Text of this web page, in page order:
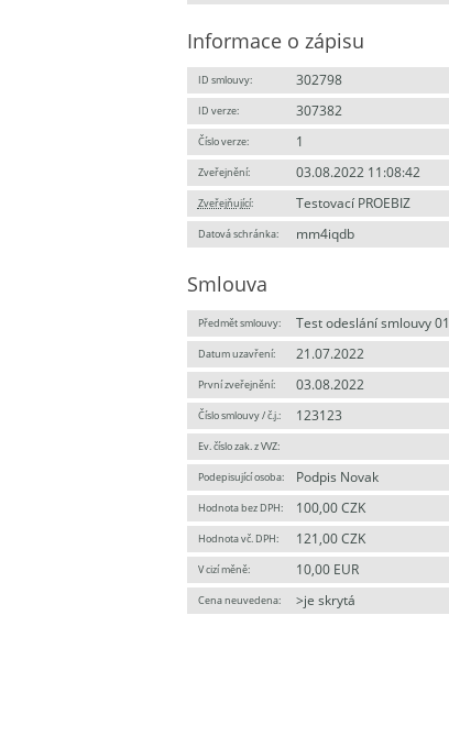
Informace o zápisu
ID smlouvy: 302798
ID verze: 307382
Číslo verze: 1
Zveřejnění: 03.08.2022 11:08:42
Zveřejňující: Testovací PROEBIZ
Datová schránka: mm4iqdb
Smlouva
Předmět smlouvy: Test odeslání smlouvy 01
Datum uzavření: 21.07.2022
První zveřejnění: 03.08.2022
Číslo smlouvy / č.j.: 123123
Ev. číslo zak. z VVZ:
Podepisující osoba: Podpis Novak
Hodnota bez DPH: 100,00 CZK
Hodnota vč. DPH: 121,00 CZK
V cizí měně: 10,00 EUR
Cena neuvedena: >je skrytá